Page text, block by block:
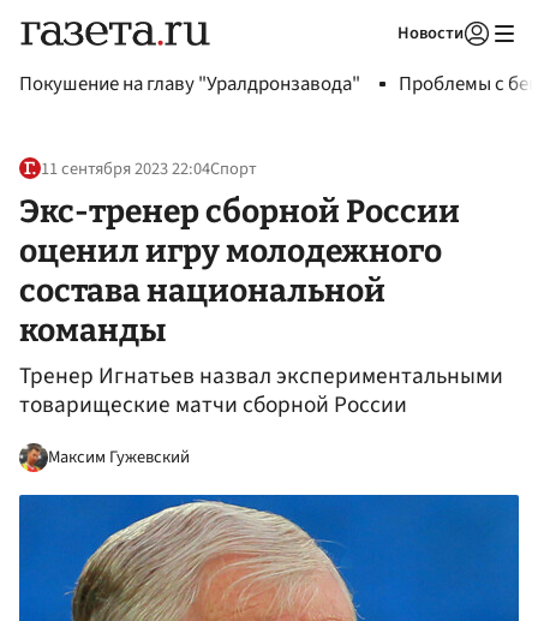
Новости
Покушение на главу "Уралдронзавода" Проблемы с
11 сентября 2023 22:04Спорт
Экс-тренер сборной России
оценил игру молодежного
состава национальной
команды
Тренер Игнатьев назвал экспериментальными
товарищеские матчи сборной России
Максим Гужевский